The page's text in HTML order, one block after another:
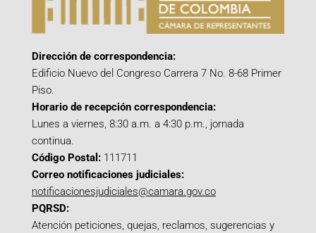
Dirección de correspondencia:
Edificio Nuevo del Congreso Carrera 7 No. 8-68 Primer
Piso.
Horario de recepción correspondencia:
Lunes a viernes, 8:30 a.m. a 4:30 p.m., jornada
continua.
Código Postal: 111711
Correo notificaciones judiciales:
notificacionesjudiciales@camara.gov.co
PQRSD:
Atención peticiones, quejas, reclamos, sugerencias y